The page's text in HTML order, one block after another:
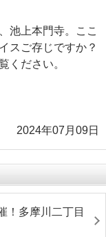
池上本門寺。ここ
スご存じですか？
ください。
2024年07月09日
！多摩川二丁目